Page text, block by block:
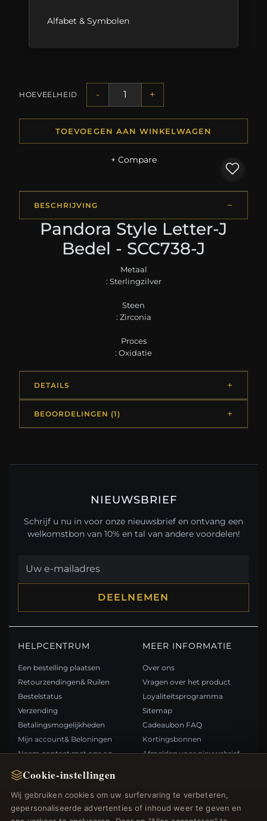
Cookie-instellingen
Wij gebruiken cookies om uw surfervaring te verbeteren,
gepersonaliseerde advertenties of inhoud weer te geven en
Alfabet & Symbolen
HOEVEELHEID - +
TOEVOEGEN AAN WINKELWAGEN
+ Compare
BESCHRIJVING
Pandora Style Letter-J
Bedel - SCC738-J
Metaal
: Sterlingzilver
Steen
: Zirconia
Proces
: Oxidatie
DETAILS
BEOORDELINGEN (1)
NIEUWSBRIEF
Schrijf u nu in voor onze nieuwsbrief en ontvang een
welkomstbon van 10% en tal van andere voordelen!
DEELNEMEN
HELPCENTRUM
Een bestelling plaatsen
Retourzendingen& Ruilen
Bestelstatus
Verzending
Betalingsmogelijkheden
Mijn account& Beloningen
Neem contact met ons op
MEER INFORMATIE
Over ons
Vragen over het product
Loyaliteitsprogramma
Sitemap
Cadeaubon FAQ
Kortingsbonnen
Afmelden voor nieuwsbrief
Nieuwe producten